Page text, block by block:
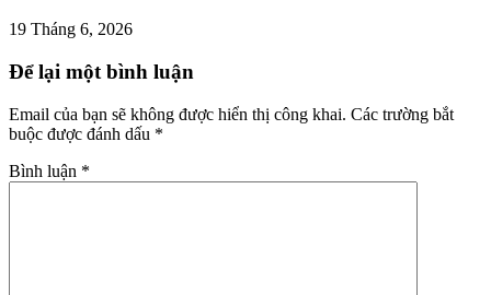
19 Tháng 6, 2026
Để lại một bình luận
Email của bạn sẽ không được hiển thị công khai. Các trường bắt
buộc được đánh dấu *
Bình luận *